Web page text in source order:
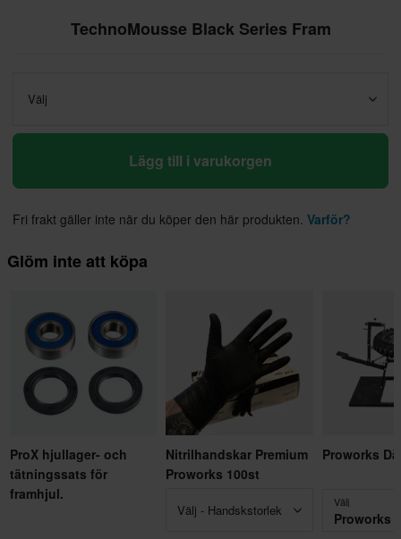
TechnoMousse Black Series Fram
Välj
Lägg till i varukorgen
Fri frakt gäller inte när du köper den här produkten. Varför?
Glöm inte att köpa
ProX hjullager- och
tätningssats för
framhjul.
Nitrilhandskar Premium
Proworks 100st
Välj - Handskstorlek
Proworks
Välj